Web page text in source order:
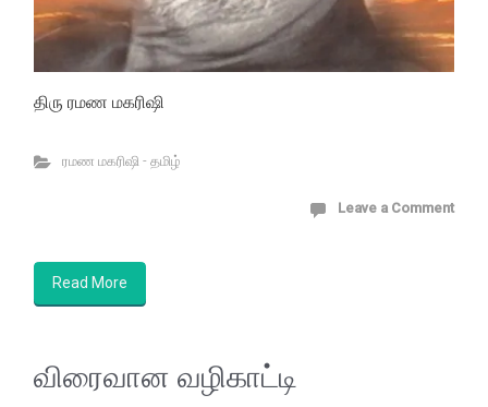
திரு ரமண மகரிஷி
ரமண மகரிஷி - தமிழ்
Leave a Comment
Read More
விரைவான வழிகாட்டி